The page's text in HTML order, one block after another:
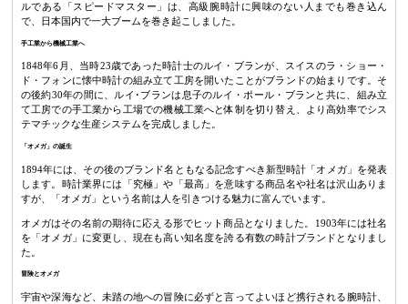
ルである「スピードマスター」は、高級腕時計に興味のない人までも巻き込ん
で、日本国内で一大ブームを巻き起こしました。
手工業から機械工業へ
1848年6月、当時23歳であった時計士のルイ・ブランが、スイスのラ・ショー・
ド・フォンに懐中時計の組み立て工房を開いたことがブランドの始まりです。そ
の後約30年の間に、ルイ･ブランは息子のルイ・ポール・ブランと共に、組み立
て工房での手工業から工場での機械工業へと体制を切り替え、より高効率でシス
テマチックな生産システムを完成しました。
「オメガ」の誕生
1894年には、その後のブランド名ともなる記念すべき新型時計「オメガ」を発表
します。時計業界には「究極」や「最高」を意味する商品名や社名は沢山ありま
すが、「オメガ」という名前は人を引きつける魅力に富んでいます。
オメガはその名前の期待に応える形でヒット商品となりました。1903年には社名
を「オメガ」に変更し、現在も高い知名度を誇る有数の時計ブランドとなりまし
た。
冒険とオメガ
宇宙や深海など、未踏の地への冒険に必ずと言ってよいほど携行される腕時計、